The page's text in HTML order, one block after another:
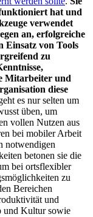
hat und
verwendet
an, erfolgreiche
Einsatz von Tools
zu
Mitarbeiter und
diese
es nur selten um
üben, um
vollen Nutzen aus
bei mobiler Arbeit
notwendigen
betonen sie die
bei ortsflexibler
zu
Bereichen
und
und Kultur sowie